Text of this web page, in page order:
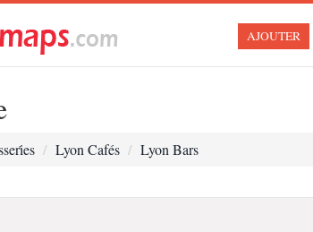
AJOUTER
Lyon Cafés Lyon Bars